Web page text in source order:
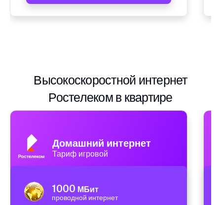
Высокоскоростной интернет
Ростелеком в квартире
Домашний интернет
Тариф игровой
1000 МБит
проводной интернет